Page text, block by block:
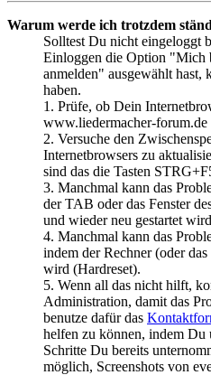
Warum werde ich trotzdem
Solltest Du nicht eingeloggt
Einloggen die Option "Mich
anmelden" ausgewählt hast,
haben.
1. Prüfe, ob Dein
www.liedermacher-forum.de
2. Versuche den
Internetbrowsers zu
sind das die Tasten
3. Manchmal kann das
der TAB oder das Fenster
und wieder neu gestartet
4. Manchmal kann das
indem der Rechner (oder
wird (Hardreset).
5. Wenn all das nicht hilft,
Administration, damit das
benutze dafür das
helfen zu können, indem Du
Schritte Du bereits
möglich, Screenshots von